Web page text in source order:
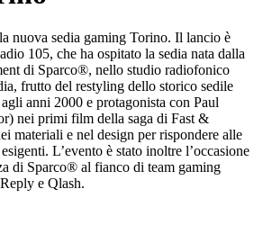
nuova sedia gaming Torino. Il lancio è
105, che ha ospitato la sedia nata dalla
di Sparco®, nello studio radiofonico
frutto del restyling dello storico sedile
anni 2000 e protagonista con Paul
nei primi film della saga di Fast &
materiali e nel design per rispondere alle
L’evento è stato inoltre l’occasione
di Sparco® al fianco di team gaming
e Qlash.